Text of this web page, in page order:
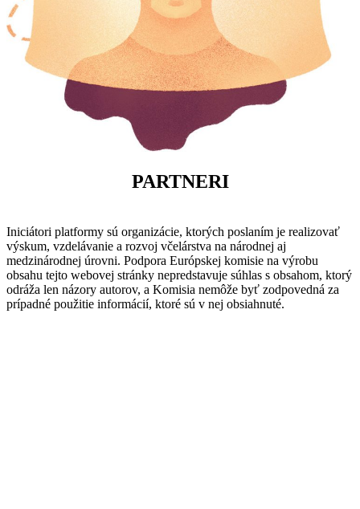
PARTNERI
Iniciátori platformy sú organizácie, ktorých poslaním je realizovať
výskum, vzdelávanie a rozvoj včelárstva na národnej aj
medzinárodnej úrovni. Podpora Európskej komisie na výrobu
obsahu tejto webovej stránky nepredstavuje súhlas s obsahom, ktorý
odráža len názory autorov, a Komisia nemôže byť zodpovedná za
prípadné použitie informácií, ktoré sú v nej obsiahnuté.